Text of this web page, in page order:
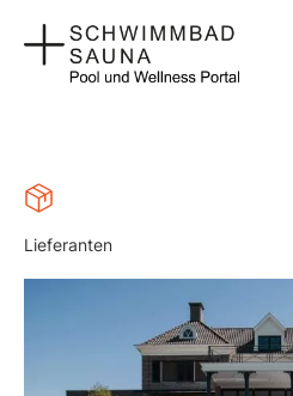
Inhalt
springen
Lieferanten